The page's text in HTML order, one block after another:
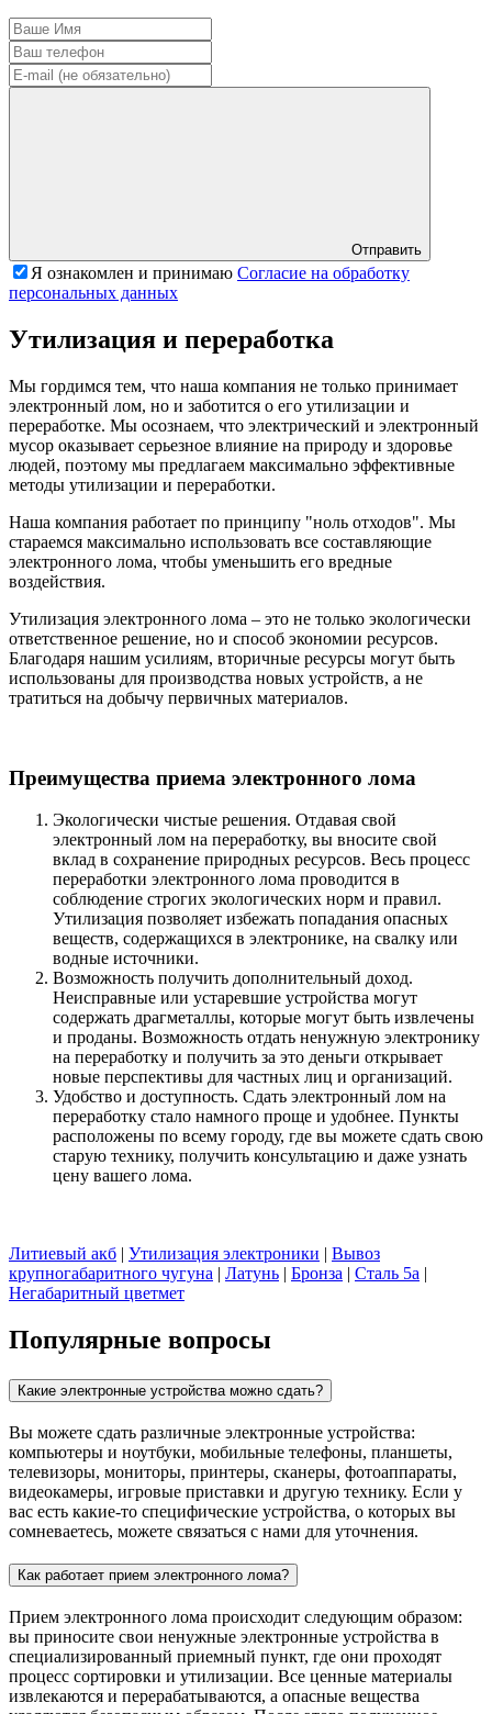
Отправить
Я ознакомлен и принимаю Согласие на обработку
персональных данных
Утилизация и переработка
Мы гордимся тем, что наша компания не только принимает
электронный лом, но и заботится о его утилизации и
переработке. Мы осознаем, что электрический и электронный
мусор оказывает серьезное влияние на природу и здоровье
людей, поэтому мы предлагаем максимально эффективные
методы утилизации и переработки.
Наша компания работает по принципу "ноль отходов". Мы
стараемся максимально использовать все составляющие
электронного лома, чтобы уменьшить его вредные
воздействия.
Утилизация электронного лома – это не только экологически
ответственное решение, но и способ экономии ресурсов.
Благодаря нашим усилиям, вторичные ресурсы могут быть
использованы для производства новых устройств, а не
тратиться на добычу первичных материалов.
Преимущества приема электронного лома
Экологически чистые решения. Отдавая свой
электронный лом на переработку, вы вносите свой
вклад в сохранение природных ресурсов. Весь процесс
переработки электронного лома проводится в
соблюдение строгих экологических норм и правил.
Утилизация позволяет избежать попадания опасных
веществ, содержащихся в электронике, на свалку или
водные источники.
Возможность получить дополнительный доход.
Неисправные или устаревшие устройства могут
содержать драгметаллы, которые могут быть извлечены
и проданы. Возможность отдать ненужную электронику
на переработку и получить за это деньги открывает
новые перспективы для частных лиц и организаций.
Удобство и доступность. Сдать электронный лом на
переработку стало намного проще и удобнее. Пункты
расположены по всему городу, где вы можете сдать свою
старую технику, получить консультацию и даже узнать
цену вашего лома.
Литиевый акб | Утилизация электроники | Вывоз
крупногабаритного чугуна | Латунь | Бронза | Сталь 5а |
Негабаритный цветмет
Популярные вопросы
Какие электронные устройства можно сдать?
Вы можете сдать различные электронные устройства:
компьютеры и ноутбуки, мобильные телефоны, планшеты,
телевизоры, мониторы, принтеры, сканеры, фотоаппараты,
видеокамеры, игровые приставки и другую технику. Если у
вас есть какие-то специфические устройства, о которых вы
сомневаетесь, можете связаться с нами для уточнения.
Как работает прием электронного лома?
Прием электронного лома происходит следующим образом:
вы приносите свои ненужные электронные устройства в
специализированный приемный пункт, где они проходят
процесс сортировки и утилизации. Все ценные материалы
извлекаются и перерабатываются, а опасные вещества